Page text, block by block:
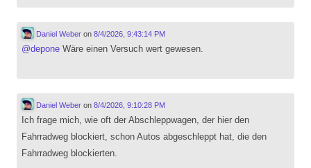
Daniel Weberon 8/4/2026, 9:43:14 PM
@depone Wäre einen Versuch wert gewesen.
Daniel Weberon 8/4/2026, 9:10:28 PM
Ich frage mich, wie oft der Abschleppwagen, der hier den
Fahrradweg blockiert, schon Autos abgeschleppt hat, die den
Fahrradweg blockierten.